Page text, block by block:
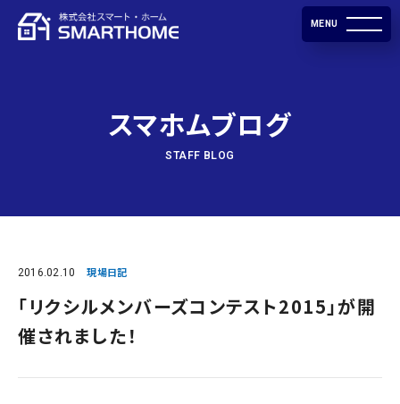
MENU
スマホムブログ
STAFF BLOG
2016.02.10 現場日記
「リクシルメンバーズコンテスト2015」が開
催されました！